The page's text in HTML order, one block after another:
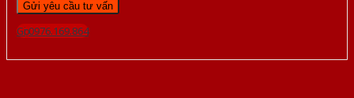
Gọi 0976.169.864